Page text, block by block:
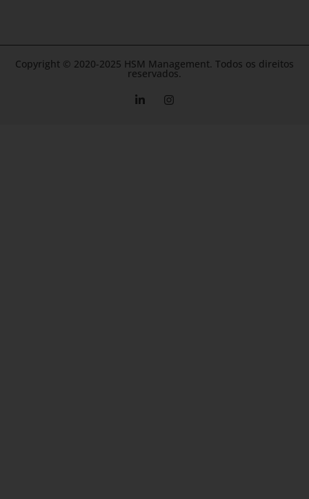
Copyright © 2020-2025 HSM Management. Todos os direitos
reservados.